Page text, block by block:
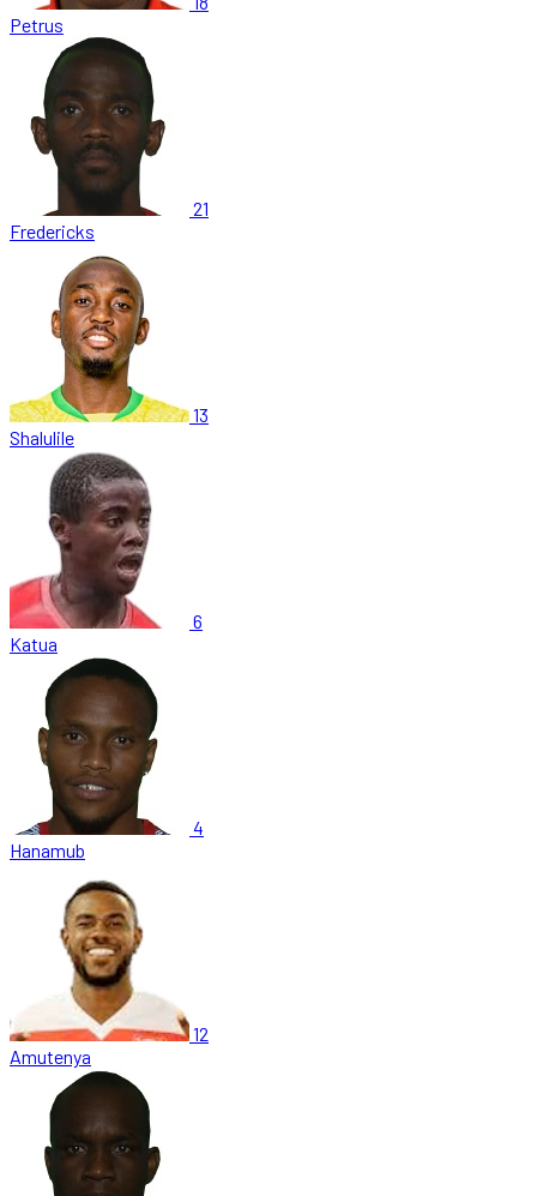
Petrus
21
Fredericks
13
Shalulile
6
Katua
4
Hanamub
12
Amutenya